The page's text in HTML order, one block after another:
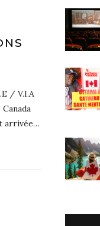
/ V.I.A
arrivée…